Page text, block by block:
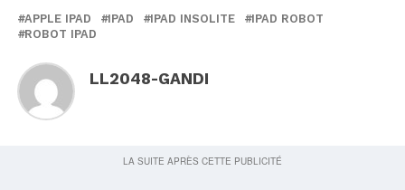
APPLE IPAD IPAD IPAD INSOLITE
IPAD ROBOT
ROBOT IPAD
LL2048-GANDI